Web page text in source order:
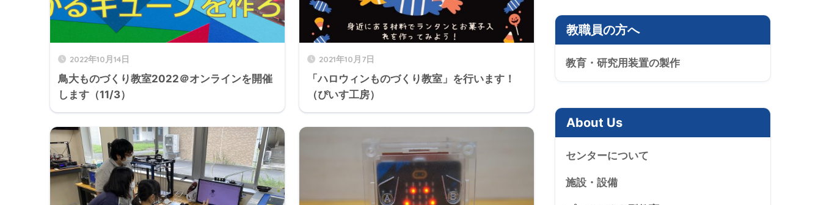
2022年10月14日
鳥大ものづくり教室2022＠オンラインを開催
します（11/3）
2021年10月7日
「ハロウィンものづくり教室」を行います！
（ぴいす工房）
教職員の方へ
教育・研究用装置の製作
About Us
センターについて
施設・設備